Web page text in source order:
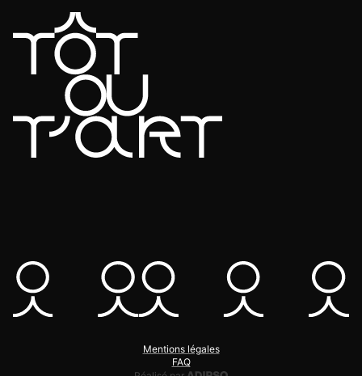
Mentions légales
FAQ